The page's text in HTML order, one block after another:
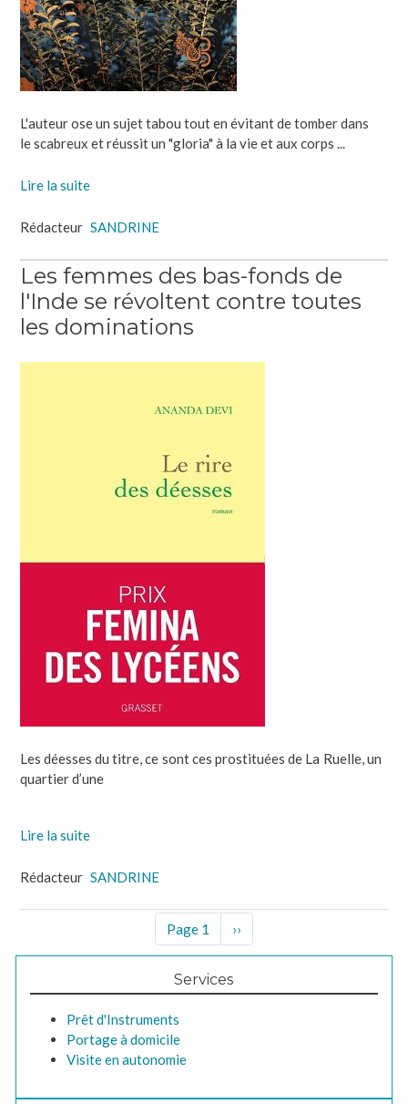
L'auteur ose un sujet tabou tout en évitant de tomber dans
le scabreux et réussit un "gloria" à la vie et aux corps ...
Lire la suite
Rédacteur SANDRINE
Les femmes des bas-fonds de
l'Inde se révoltent contre toutes
les dominations
Les déesses du titre, ce sont ces prostituées de La Ruelle, un
quartier d’une
Lire la suite
Rédacteur SANDRINE
Page 1
Page
suivante
››
Services
Prêt d'Instruments
Portage à domicile
Visite en autonomie